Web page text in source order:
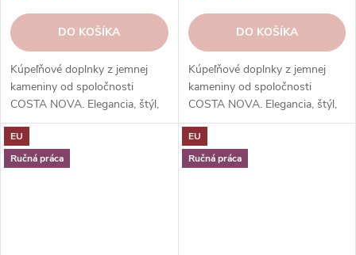
DO KOŠÍKA
Kúpeľňové doplnky z jemnej
kameniny od spoločnosti
COSTA NOVA. Elegancia, štýl,
udržateľnosť a užitočnosť v
jednom balení.
DO KOŠÍKA
Kúpeľňové doplnky z jemnej
kameniny od spoločnosti
COSTA NOVA. Elegancia, štýl,
udržateľnosť a užitočnosť v
jednom balení.
EU
Ručná práca
EU
Ručná práca